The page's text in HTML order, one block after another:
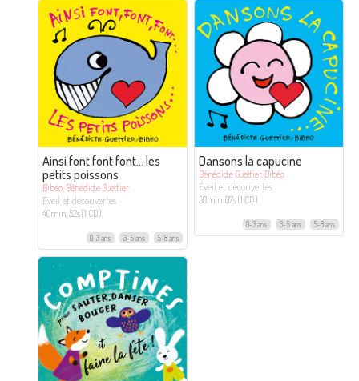
Ainsi font font font… les
petits poissons
Bibéo, Bénédicte Guettier
Éveil et découvertes
40min. 52s (1 CD)
0-3 ans 3-5 ans 5-8 ans
Dansons la capucine
Bénédicte Guettier, Bibéo
Éveil et découvertes
50min. 07s (1 CD)
0-3 ans 3-5 ans 5-8 ans